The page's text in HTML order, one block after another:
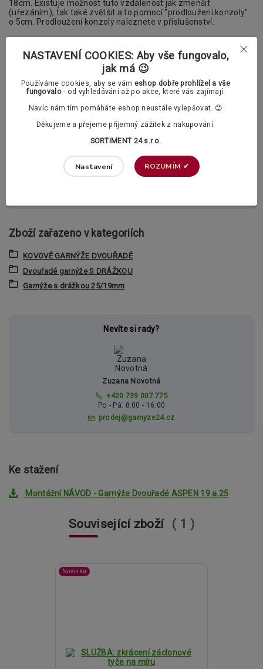
18cm. Existuje možnost tuto vzdálenost jak zmenšit
(uřezáním), tak také zvětšit a to pomocí "prodloužení konzoly"
o 5cm. Prodloužení konzoly naleznete v příslušenství.
průměr tyče 25/19mm
ne
Zboží zařazeno v kategoriích
KOVOVÉ GARNÝŽE DVOUŘADÉ
Dvouřadé garnýže S DRÁŽKOU
Garnýže s drážkou 25/19mm
Nevíte si rady?
Zuzana Novotná
+420 739 007 775
Po - Pá: 8:00 - 16:00
prodej@garnyze24.cz
Ke stažení
Montážní NÁVOD - Garnýže Dvouřadé ASPEN 19 a 25
Související zboží 1
Novinka
NASTAVENÍ COOKIES: Aby vše fungovalo,
jak má 😉
Používáme cookies, aby se vám eshop dobře prohlížel a vše
fungovalo- od vyhledávání až po akce, které vás zajímají.
Navíc nám tím pomáháte eshop neustále vylepšovat. 😊
Děkujeme a přejeme příjemný zážitek z nakupování.
SORTIMENT 24 s.r.o.
Nastavení ROZUMÍM ✔